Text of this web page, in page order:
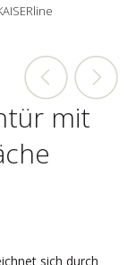
mit
sich durch